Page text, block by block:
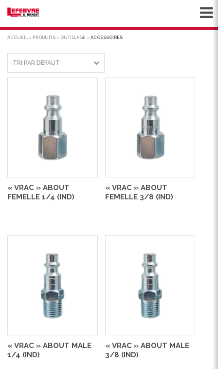
ACCUEIL > PRODUITS > OUTILLAGE > ACCESSOIRES
« VRAC » ABOUT
FEMELLE 1/4 (IND)
« VRAC » ABOUT
FEMELLE 3/8 (IND)
« VRAC » ABOUT MALE
1/4 (IND)
« VRAC » ABOUT MALE
3/8 (IND)